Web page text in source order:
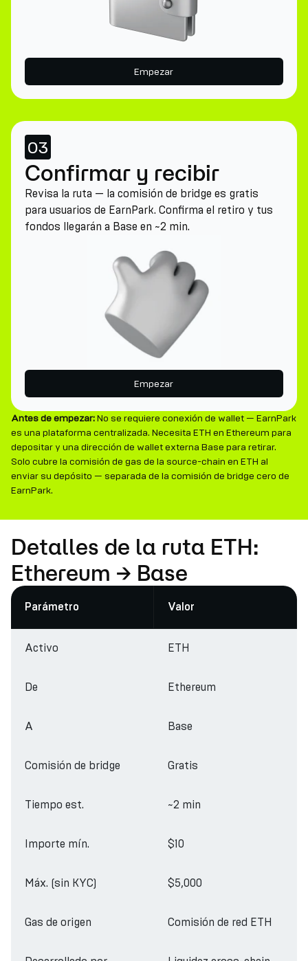
Empezar
03
Confirmar y recibir
Revisa la ruta — la comisión de bridge es gratis
para usuarios de EarnPark. Confirma el retiro y tus
fondos llegarán a Base en ~2 min.
Empezar
Antes de empezar:No se requiere conexión de wallet — EarnPark
es una plataforma centralizada. Necesita ETH en Ethereum para
depositar y una dirección de wallet externa Base para retirar.
Solo cubre la comisión de gas de la source-chain en ETH al
enviar su depósito — separada de la comisión de bridge cero de
EarnPark.
Detalles de la ruta ETH:
Ethereum → Base
Parámetro Valor
Activo ETH
De Ethereum
A Base
Comisión de bridge Gratis
Tiempo est. ~2 min
Importe mín. $10
Máx. (sin KYC) $5,000
Gas de origen Comisión de red ETH